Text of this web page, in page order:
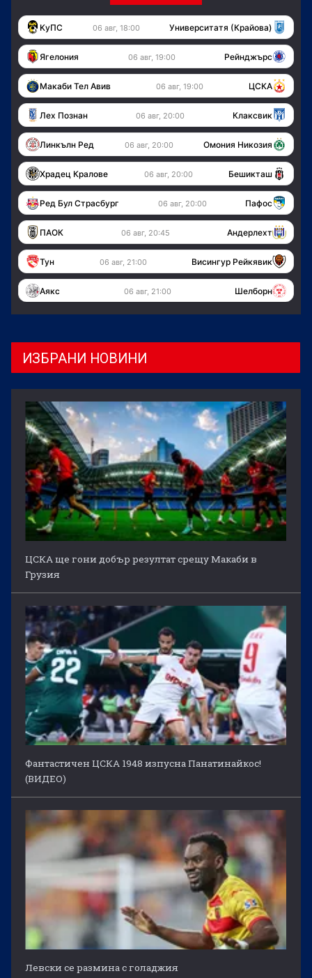
KуПС 06 авг, 18:00 Университатя (Крайова)
Ягелония 06 авг, 19:00 Рейнджърс
Макаби Тел Авив 06 авг, 19:00 ЦСКА
Лех Познан 06 авг, 20:00 Клаксвик
Линкълн Ред 06 авг, 20:00 Омония Никозия
Храдец Кралове 06 авг, 20:00 Бешикташ
Ред Бул Страсбург 06 авг, 20:00 Пафос
ПАОК 06 авг, 20:45 Андерлехт
Тун 06 авг, 21:00 Висингур Рейкявик
Аякс 06 авг, 21:00 Шелборн
ИЗБРАНИ НОВИНИ
ЦСКА ще гони добър резултат срещу Макаби в
Грузия
Фантастичен ЦСКА 1948 изпусна Панатинайкос!
(ВИДЕО)
Левски се размина с голаджия